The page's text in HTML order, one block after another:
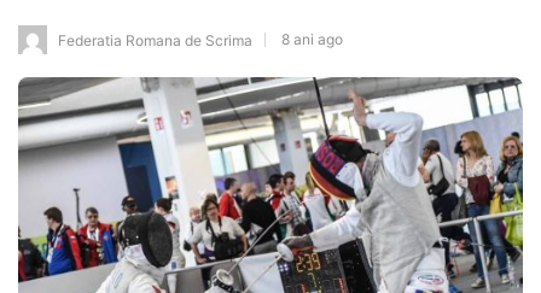
Federatia Romana de Scrima 8 ani ago